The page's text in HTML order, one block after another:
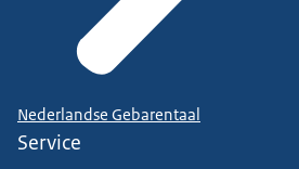
Nederlandse Gebarentaal
Service